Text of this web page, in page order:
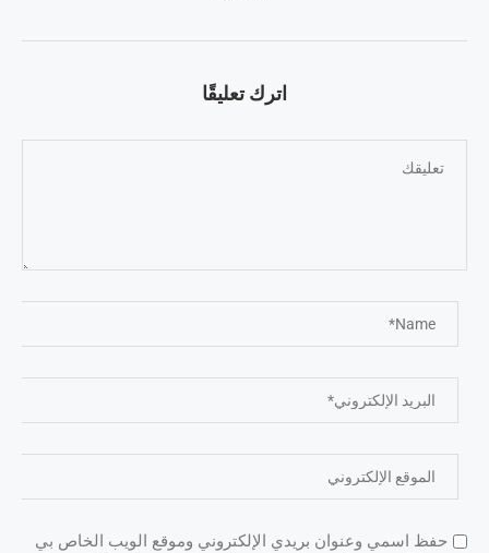
اترك تعليقًا
حفظ اسمي وعنوان بريدي الإلكتروني وموقع الويب الخاص بي